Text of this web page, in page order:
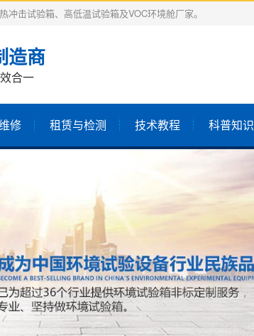
击试验箱、高低温试验箱及VOC环境舱厂家。
造商
合一
修 租赁与检测 技术教程 科普知识